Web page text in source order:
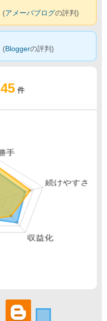
(アメーバブログの評判)
(Bloggerの評判)
45 件